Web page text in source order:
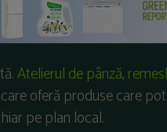
Atelierul de pânză,
oferă produse care
pe plan local.